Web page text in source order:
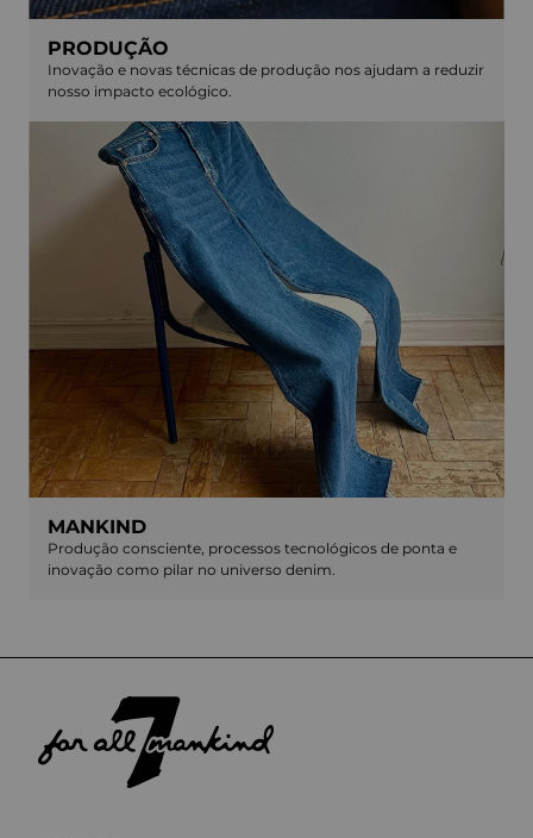
PRODUÇÃO
Inovação e novas técnicas de produção nos ajudam a reduzir
nosso impacto ecológico.
MANKIND
Produção consciente, processos tecnológicos de ponta e
inovação como pilar no universo denim.